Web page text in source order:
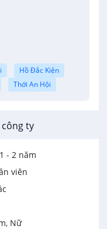
Hồ Đắc Kiện
Thới An Hội
ty
- 2 năm
viên
Nữ